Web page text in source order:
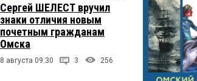
Сергей ШЕЛЕСТ вручил
знаки отличия новым
почетным гражданам
Омска
8 августа 09:30 3 256